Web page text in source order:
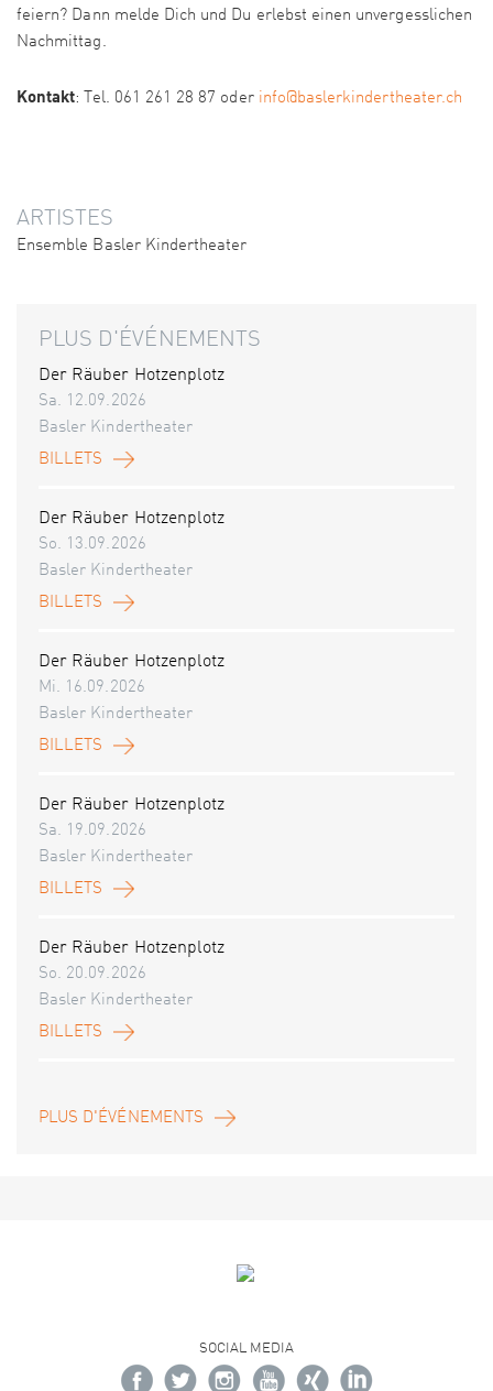
feiern? Dann melde Dich und Du erlebst einen unvergesslichen
Nachmittag.
Kontakt: Tel. 061 261 28 87 oder info@baslerkindertheater.ch
ARTISTES
Ensemble Basler Kindertheater
PLUS D'ÉVÉNEMENTS
Der Räuber Hotzenplotz
Sa. 12.09.2026
Basler Kindertheater
BILLETS
Der Räuber Hotzenplotz
So. 13.09.2026
Basler Kindertheater
BILLETS
Der Räuber Hotzenplotz
Mi. 16.09.2026
Basler Kindertheater
BILLETS
Der Räuber Hotzenplotz
Sa. 19.09.2026
Basler Kindertheater
BILLETS
Der Räuber Hotzenplotz
So. 20.09.2026
Basler Kindertheater
BILLETS
PLUS D'ÉVÉNEMENTS
SOCIAL MEDIA